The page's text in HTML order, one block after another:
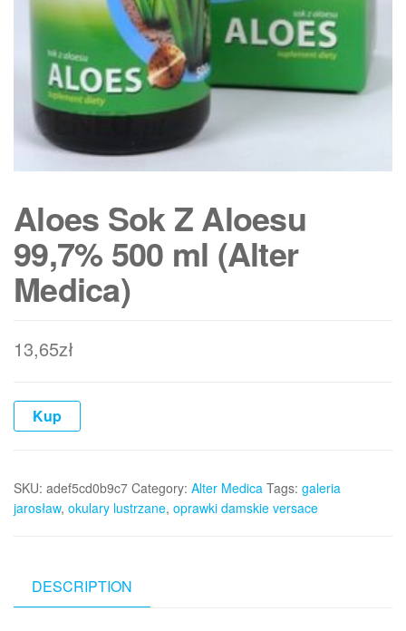
Aloes Sok Z Aloesu
99,7% 500 ml (Alter
Medica)
13,65zł
Kup
SKU: adef5cd0b9c7 Category: Alter Medica Tags: galeria
jarosław, okulary lustrzane, oprawki damskie versace
DESCRIPTION